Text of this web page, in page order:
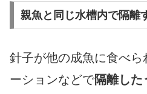
親魚と同じ水槽内で隔離
針子が他の成魚に食べ
ーションなどで隔離した